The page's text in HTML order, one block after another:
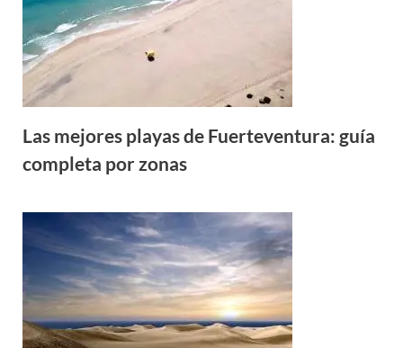
Las mejores playas de Fuerteventura: guía
completa por zonas